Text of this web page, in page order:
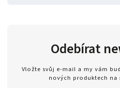
Odebírat
Vložte svůj e-mail a my vám
nových produktech na